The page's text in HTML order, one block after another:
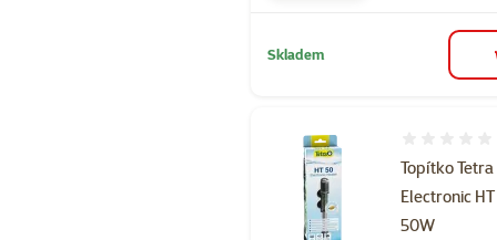
Skladem
Topítko Tetra
Electronic
50W